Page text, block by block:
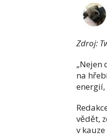
Zdroj:
„Nejen
na
energií,
vědět,
v